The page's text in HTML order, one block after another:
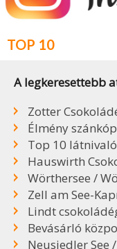
TOP 10
A legkeresettebb
Zotter
Élmény
Top 10
Hauswirth
Wörthersee /
Zell am See-
Lindt
Bevásárló
Neusiedler See